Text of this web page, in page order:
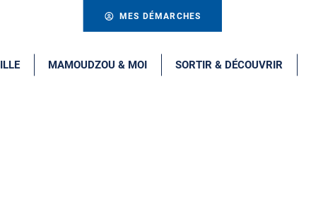
MES DÉMARCHES
MAMOUDZOU & MOI SORTIR & DÉCOUVRIR